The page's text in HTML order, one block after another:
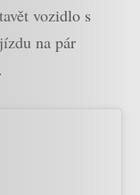
vozidlo s
na pár